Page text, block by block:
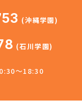
(沖縄学園)
(石川学園)
～18:30